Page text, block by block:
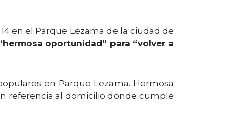
en el Parque Lezama de la ciudad de
oportunidad” para “volver a
en Parque Lezama. Hermosa
referencia al domicilio donde cumple